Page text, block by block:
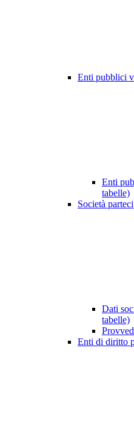
Enti pubblici
Enti
tabelle)
Società
Dati
tabelle)
Enti di diritto